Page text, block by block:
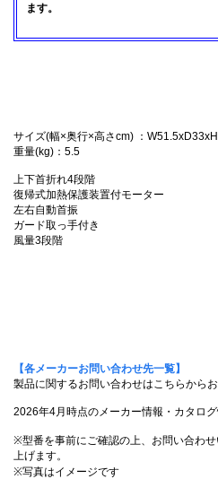
ます。
サイズ(幅×奥行×高さcm) ：
重量(kg)：5.5
上下首折れ4段階
復帰式加熱保護装置付モーター
左右自動首振
ガード取っ手付き
風量3段階
【各メーカーお問い合わせ先一覧】
製品に関するお問い合わせはこちらからお
2026年4月時点のメーカー情報・カタログ
※型番を事前にご確認の上、お問い合わ
上げます。
※写真はイメージです